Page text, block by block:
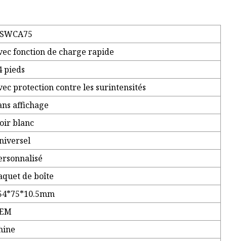
fonction de charge rapide
pieds
protection contre les surintensités
affichage
blanc
de boîte